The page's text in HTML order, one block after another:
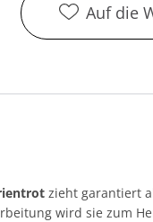
Auf die
zieht garantiert
wird sie zum